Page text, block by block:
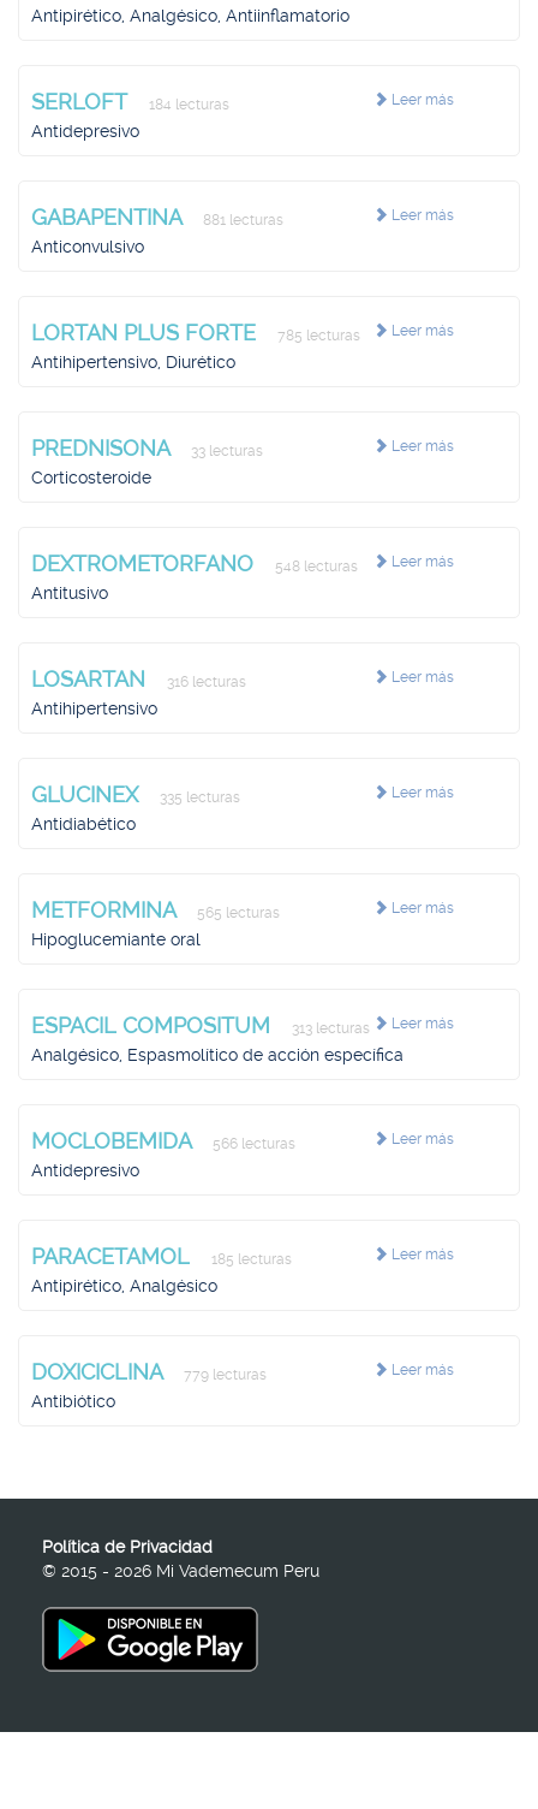
Antipirético, Analgésico, Antiinflamatorio
Leer más
SERLOFT 184 lecturas
Antidepresivo
Leer más
GABAPENTINA 881 lecturas
Anticonvulsivo
Leer más
LORTAN PLUS FORTE 785 lecturas
Antihipertensivo, Diurético
Leer más
PREDNISONA 33 lecturas
Corticosteroide
Leer más
DEXTROMETORFANO 548 lecturas
Antitusivo
Leer más
LOSARTAN 316 lecturas
Antihipertensivo
Leer más
GLUCINEX 335 lecturas
Antidiabético
Leer más
METFORMINA 565 lecturas
Hipoglucemiante oral
Leer más
ESPACIL COMPOSITUM 313 lecturas
Analgésico, Espasmolítico de acción específica
Leer más
MOCLOBEMIDA 566 lecturas
Antidepresivo
Leer más
PARACETAMOL 185 lecturas
Antipirético, Analgésico
Leer más
DOXICICLINA 779 lecturas
Antibiótico
Política de Privacidad
© 2015 - 2026 Mi Vademecum Peru